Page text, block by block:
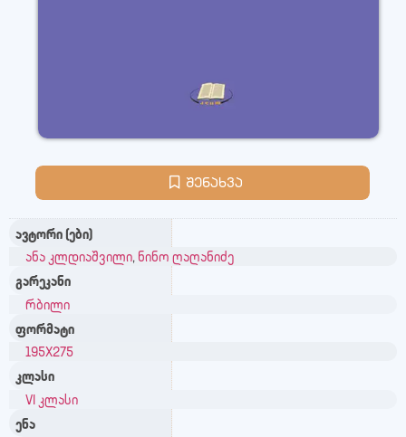
შენახვა
ავტორი (ები)
ანა კლდიაშვილი, ნინო ღაღანიძე
გარეკანი
რბილი
ფორმატი
195X275
კლასი
VI კლასი
ენა